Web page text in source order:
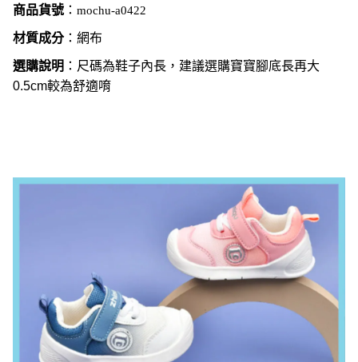
商品貨號： mochu-a0422
材質成分：網布
選購說明 ：尺碼為鞋子內長，建議選購寶寶腳底長再大
0.5cm較為舒適唷